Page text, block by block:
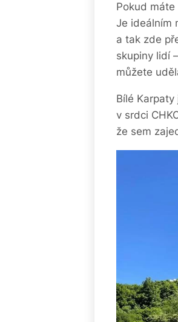
Pokud
Je ideálním
a tak zde
skupiny lidí
můžete
Bílé
v srdci
že sem